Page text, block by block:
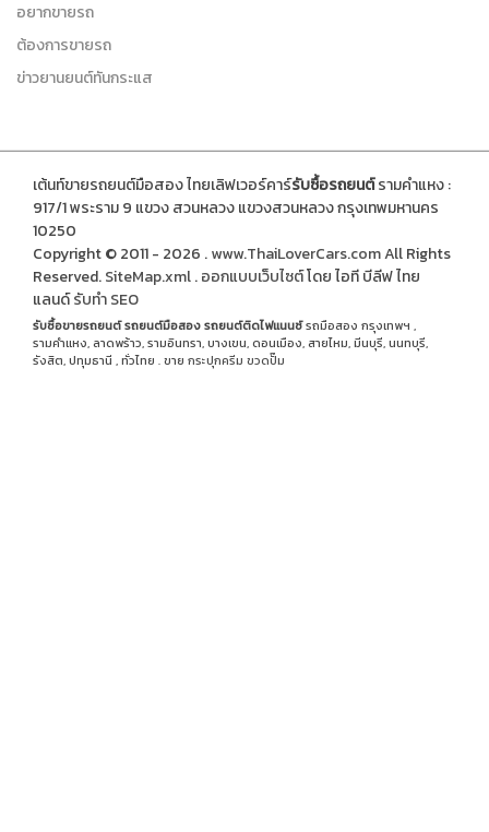
อยากขายรถ
ต้องการขายรถ
ข่าวยานยนต์ทันกระแส
เต้นท์ขายรถยนต์มือสอง ไทยเลิฟเวอร์คาร์รับซื้อรถยนต์รามคำแหง :
917/1 พระราม 9 แขวง สวนหลวง แขวงสวนหลวง กรุงเทพมหานคร
10250
Copyright © 2011 - 2026 .www.ThaiLoverCars.comAll Rights
Reserved.SiteMap.xml.ออกแบบเว็บไซต์โดย ไอที บีลีฟ ไทย
แลนด์รับทำ SEO
รับซื้อขายรถยนต์รถยนต์มือสองรถยนต์ติดไฟแนนซ์รถมือสอง กรุงเทพฯ ,
รามคำแหง, ลาดพร้าว, รามอินทรา, บางเขน, ดอนเมือง, สายไหม, มีนบุรี, นนทบุรี,
รังสิต, ปทุมธานี , ทั่วไทย . ขาย กระปุกครีม ขวดปั๊ม